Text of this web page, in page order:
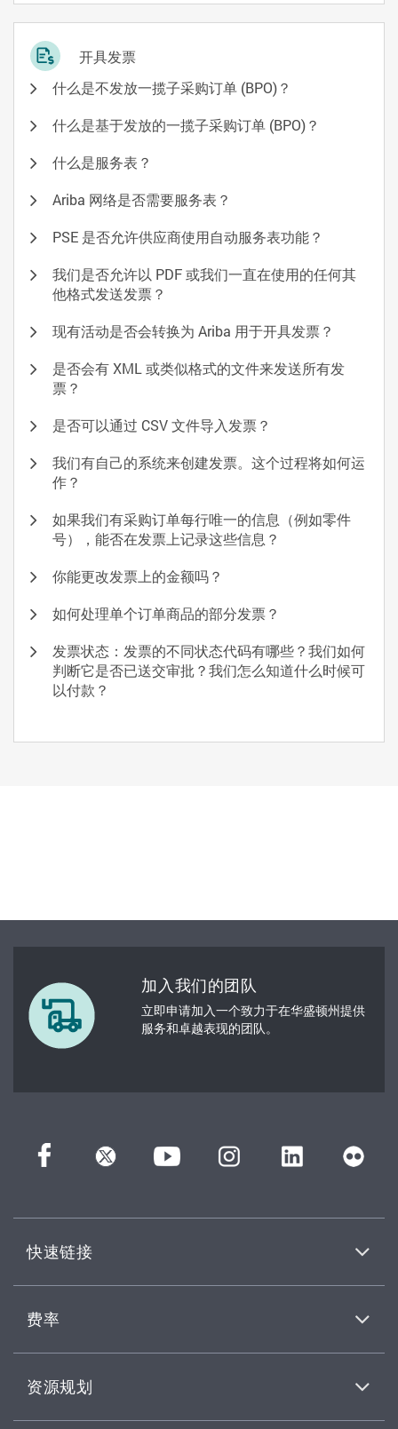
开具发票
什么是不发放一揽子采购订单 (BPO)？
什么是基于发放的一揽子采购订单 (BPO)？
什么是服务表？
Ariba 网络是否需要服务表？
PSE 是否允许供应商使用自动服务表功能？
我们是否允许以 PDF 或我们一直在使用的任何其
他格式发送发票？
现有活动是否会转换为 Ariba 用于开具发票？
是否会有 XML 或类似格式的文件来发送所有发
票？
是否可以通过 CSV 文件导入发票？
我们有自己的系统来创建发票。这个过程将如何运
作？
如果我们有采购订单每行唯一的信息（例如零件
号），能否在发票上记录这些信息？
你能更改发票上的金额吗？
如何处理单个订单商品的部分发票？
发票状态：发票的不同状态代码有哪些？我们如何
判断它是否已送交审批？我们怎么知道什么时候可
以付款？
加入我们的团队
立即申请加入一个致力于在华盛顿州提供
服务和卓越表现的团队。
快速链接
费率
资源规划